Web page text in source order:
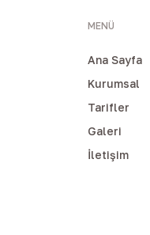
MENÜ
Ana Sayfa
Kurumsal
Tarifler
Galeri
İletişim